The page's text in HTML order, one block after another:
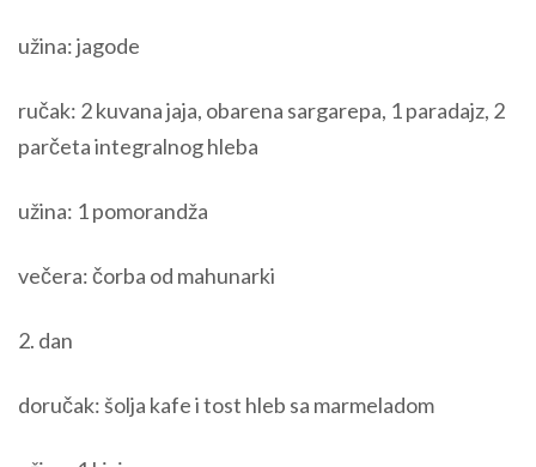
užina: jagode
ručak: 2 kuvana jaja, obarena sargarepa, 1 paradajz, 2
parčeta integralnog hleba
užina: 1 pomorandža
večera: čorba od mahunarki
2. dan
doručak: šolja kafe i tost hleb sa marmeladom